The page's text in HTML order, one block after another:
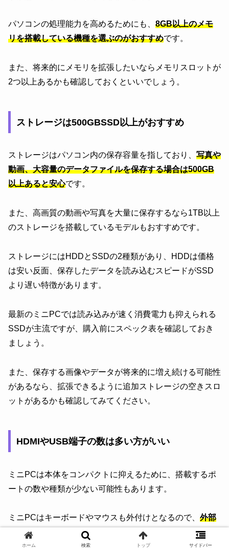
パソコンの処理能力を高めるためにも、 8GB以上のメモ
リを搭載している機種を選ぶのがおすすめです。
また、将来的にメモリを拡張したいならメモリスロットが
2つ以上あるかも確認しておくといいでしょう。
ストレージは500GBSSD以上がおすすめ
ストレージはパソコン内の保存容量を指しており、 写真や
動画、大容量のデータファイルを保存する場合は500GB
以上あると安心です。
また、高画質の動画や写真を大量に保存するなら1TB以上
のストレージを搭載しているモデルもおすすめです。
ストレージにはHDDとSSDの2種類があり、HDDは価格
は安い反面、保存したデータを読み込むスピードがSSD
より遅い特徴があります。
最新のミニPCでは読み込みが速く消費電力も抑えられる
SSDが主流ですが、購入前にスペック表を確認しておき
ましょう。
また、保存する画像やデータが将来的に増え続ける可能性
があるなら、拡張できるように追加ストレージの空きスロ
ットがあるかも確認してみてください。
HDMIやUSB端子の数は多い方がいい
ミニPCは本体をコンパクトに抑えるために、搭載するポ
ートの数や種類が少ない可能性もあります。
ミニPCはキーボードやマウスも外付けとなるので、 外部
機器を接続できるUSBポートは十分な数が確保できるか
確認しておきましょう。
ホーム 検索 トップ サイドバー